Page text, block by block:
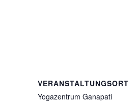
VERANSTALTUNGSORT
Yogazentrum Ganapati